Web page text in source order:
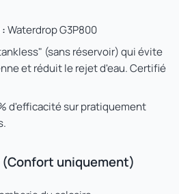
Waterdrop G3P800
(sans réservoir) qui évite
et réduit le rejet d'eau. Certifié
d'efficacité sur pratiquement
(Confort uniquement)